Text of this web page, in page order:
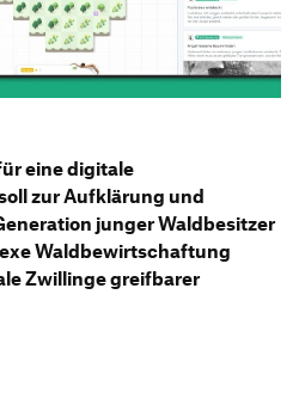
eine digitale
zur Aufklärung und
junger Waldbesitzer
Waldbewirtschaftung
Zwillinge greifbarer